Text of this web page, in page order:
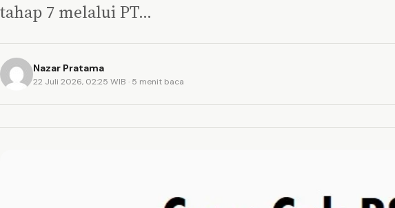
tahap 7 melalui PT…
Nazar Pratama
22 Juli 2026, 02:25 WIB · 5 menit baca